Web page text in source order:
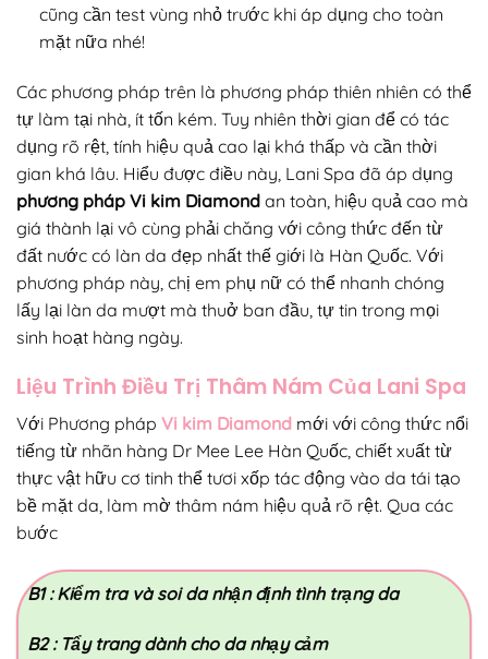
cũng cần test vùng nhỏ trước khi áp dụng cho toàn
mặt nữa nhé!
Các phương pháp trên là phương pháp thiên nhiên có thể
tự làm tại nhà, ít tốn kém. Tuy nhiên thời gian để có tác
dụng rõ rệt, tính hiệu quả cao lại khá thấp và cần thời
gian khá lâu. Hiểu được điều này, Lani Spa đã áp dụng
phương pháp Vi kim Diamond an toàn, hiệu quả cao mà
giá thành lại vô cùng phải chăng với công thức đến từ
đất nước có làn da đẹp nhất thế giới là Hàn Quốc. Với
phương pháp này, chị em phụ nữ có thể nhanh chóng
lấy lại làn da mượt mà thuở ban đầu, tự tin trong mọi
sinh hoạt hàng ngày.
Liệu Trình Điều Trị Thâm Nám Của Lani Spa
Với Phương pháp Vi kim Diamond mới với công thức nổi
tiếng từ nhãn hàng Dr Mee Lee Hàn Quốc, chiết xuất từ
thực vật hữu cơ tinh thể tươi xốp tác động vào da tái tạo
bề mặt da, làm mờ thâm nám hiệu quả rõ rệt. Qua các
bước
B1 : Kiểm tra và soi da nhận định tình trạng da
B2 : Tẩy trang dành cho da nhạy cảm